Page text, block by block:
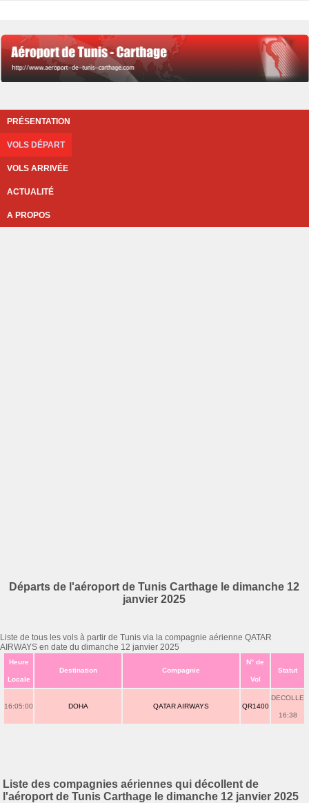
PRÉSENTATION
VOLS DÉPART
VOLS ARRIVÉE
ACTUALITÉ
A PROPOS
Départs de l'aéroport de Tunis Carthage le dimanche 12
janvier 2025
Liste de tous les vols à partir de Tunis via la compagnie aérienne QATAR
AIRWAYS en date du dimanche 12 janvier 2025
Heure
Locale
Destination Compagnie
N° de
Vol
Statut
16:05:00 DOHA QATAR AIRWAYS QR1400
DECOLLE
16:38
Liste des compagnies aériennes qui décollent de
l'aéroport de Tunis Carthage le dimanche 12 janvier 2025